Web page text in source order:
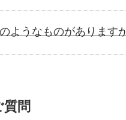
ようなものがあります
問